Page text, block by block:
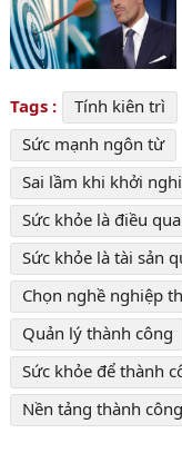
Tags : Tính kiên trì
Sức mạnh ngôn từ
Sai lầm khi khởi
Sức khỏe là điều
Sức khỏe là tài sản
Chọn nghề nghiệp
Quản lý thành công
Sức khỏe để thành
Nền tảng thành công